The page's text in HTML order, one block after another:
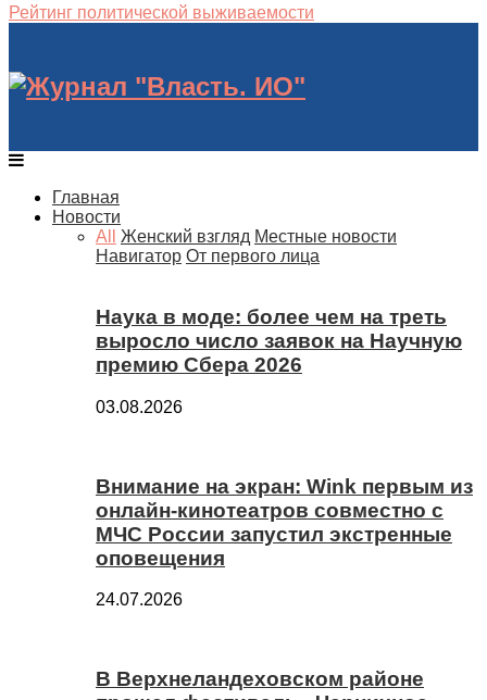
Рейтинг политической выживаемости
Главная
Новости
All
Женский взгляд Местные новости
Навигатор От первого лица
Наука в моде: более чем на треть
выросло число заявок на Научную
премию Сбера 2026
03.08.2026
Внимание на экран: Wink первым из
онлайн-кинотеатров совместно с
МЧС России запустил экстренные
оповещения
24.07.2026
В Верхнеландеховском районе